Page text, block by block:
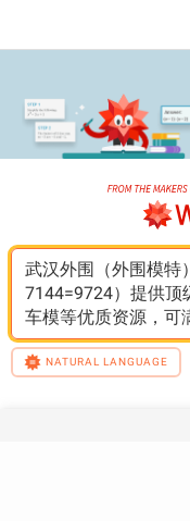
武汉外围（外围模特
7144=9724）提供顶
车模等优质资源，可
NATURAL LANGUAGE